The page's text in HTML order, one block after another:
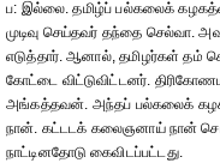
ப: இல்லை. தமிழ்ப் பல்கலைக்
முடிவு செய்தவர் தந்தை செல்வா.
எடுத்தார். ஆனால், தமிழர்கள் தம்
கோட்டை விட்டுவிட்டனர்.
அங்கத்தவன். அந்தப் பல்கலைக்
நான். கட்டடக் கலைஞனாய் நான்
நாட்டினதோடு கைவிடப்பட்டது.